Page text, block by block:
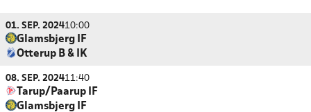
01. SEP. 202410:00
Glamsbjerg IF
Otterup B & IK
08. SEP. 202411:40
Tarup/Paarup IF
Glamsbjerg IF